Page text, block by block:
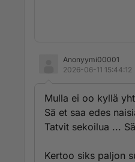
Anonyymi00001
2026-06-11 15:44:12
Mulla ei oo kyllä
Sä et saa edes
Tatvit sekoilua ...
Kertoo siks paljon